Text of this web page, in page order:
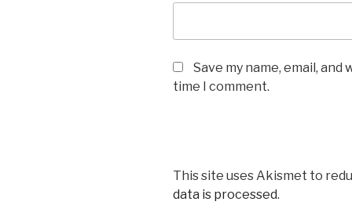
Save my name, email,
time I comment.
This site uses Akismet to
data is processed.